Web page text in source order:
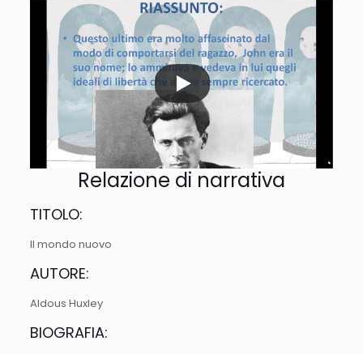
Relazione di narrativa
TITOLO:
Il mondo nuovo
AUTORE:
Aldous Huxley
BIOGRAFIA: